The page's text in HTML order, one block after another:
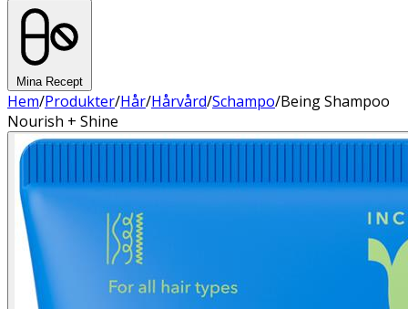
Mina Recept
Hem/Produkter/Hår/Hårvård/Schampo/Being Shampoo
Nourish + Shine